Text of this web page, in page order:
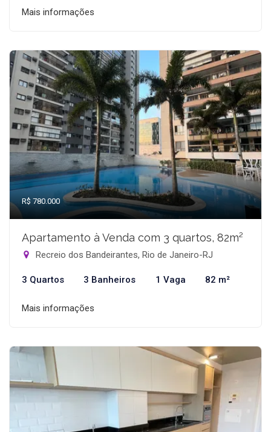
Mais informações
R$ 780.000
Apartamento à Venda com 3 quartos, 82m²
Recreio dos Bandeirantes, Rio de Janeiro-RJ
3 Quartos 3 Banheiros 1 Vaga 82 m²
Mais informações